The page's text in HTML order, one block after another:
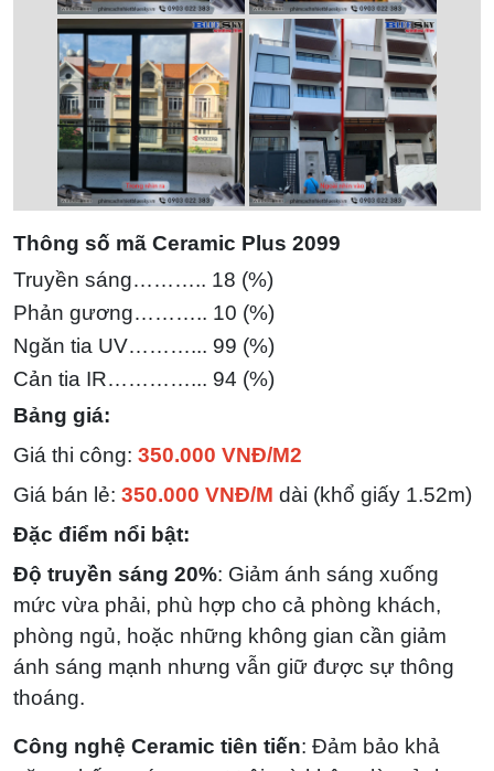
Thông số mã Ceramic Plus 2099
Truyền sáng……….. 18 (%)
Phản gương……….. 10 (%)
Ngăn tia UV………... 99 (%)
Cản tia IR…………... 94 (%)
Bảng giá:
Giá thi công: 350.000 VNĐ/M2
Giá bán lẻ: 350.000 VNĐ/M dài (khổ giấy 1.52m)
Đặc điểm nổi bật:
Độ truyền sáng 20%: Giảm ánh sáng xuống
mức vừa phải, phù hợp cho cả phòng khách,
phòng ngủ, hoặc những không gian cần giảm
ánh sáng mạnh nhưng vẫn giữ được sự thông
thoáng.
Công nghệ Ceramic tiên tiến: Đảm bảo khả